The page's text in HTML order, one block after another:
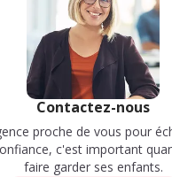
Contactez-nous
proche de vous pour
c'est important
faire garder ses enfants.